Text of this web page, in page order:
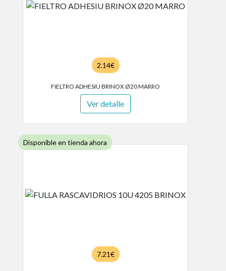
2.14€
FIELTRO ADHESIU BRINOX Ø20 MARRO
Ver detalle
Disponible en tienda ahora
7.21€